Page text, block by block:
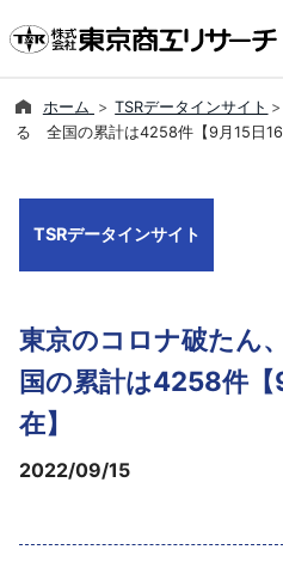
倒産・注目
会社案内
ホーム TSRデータインサイト
る 全国の累計は4258件【9月15日
TSRデータインサイト
東京のコロナ破た
国の累計は4258件
在】
2022/09/15